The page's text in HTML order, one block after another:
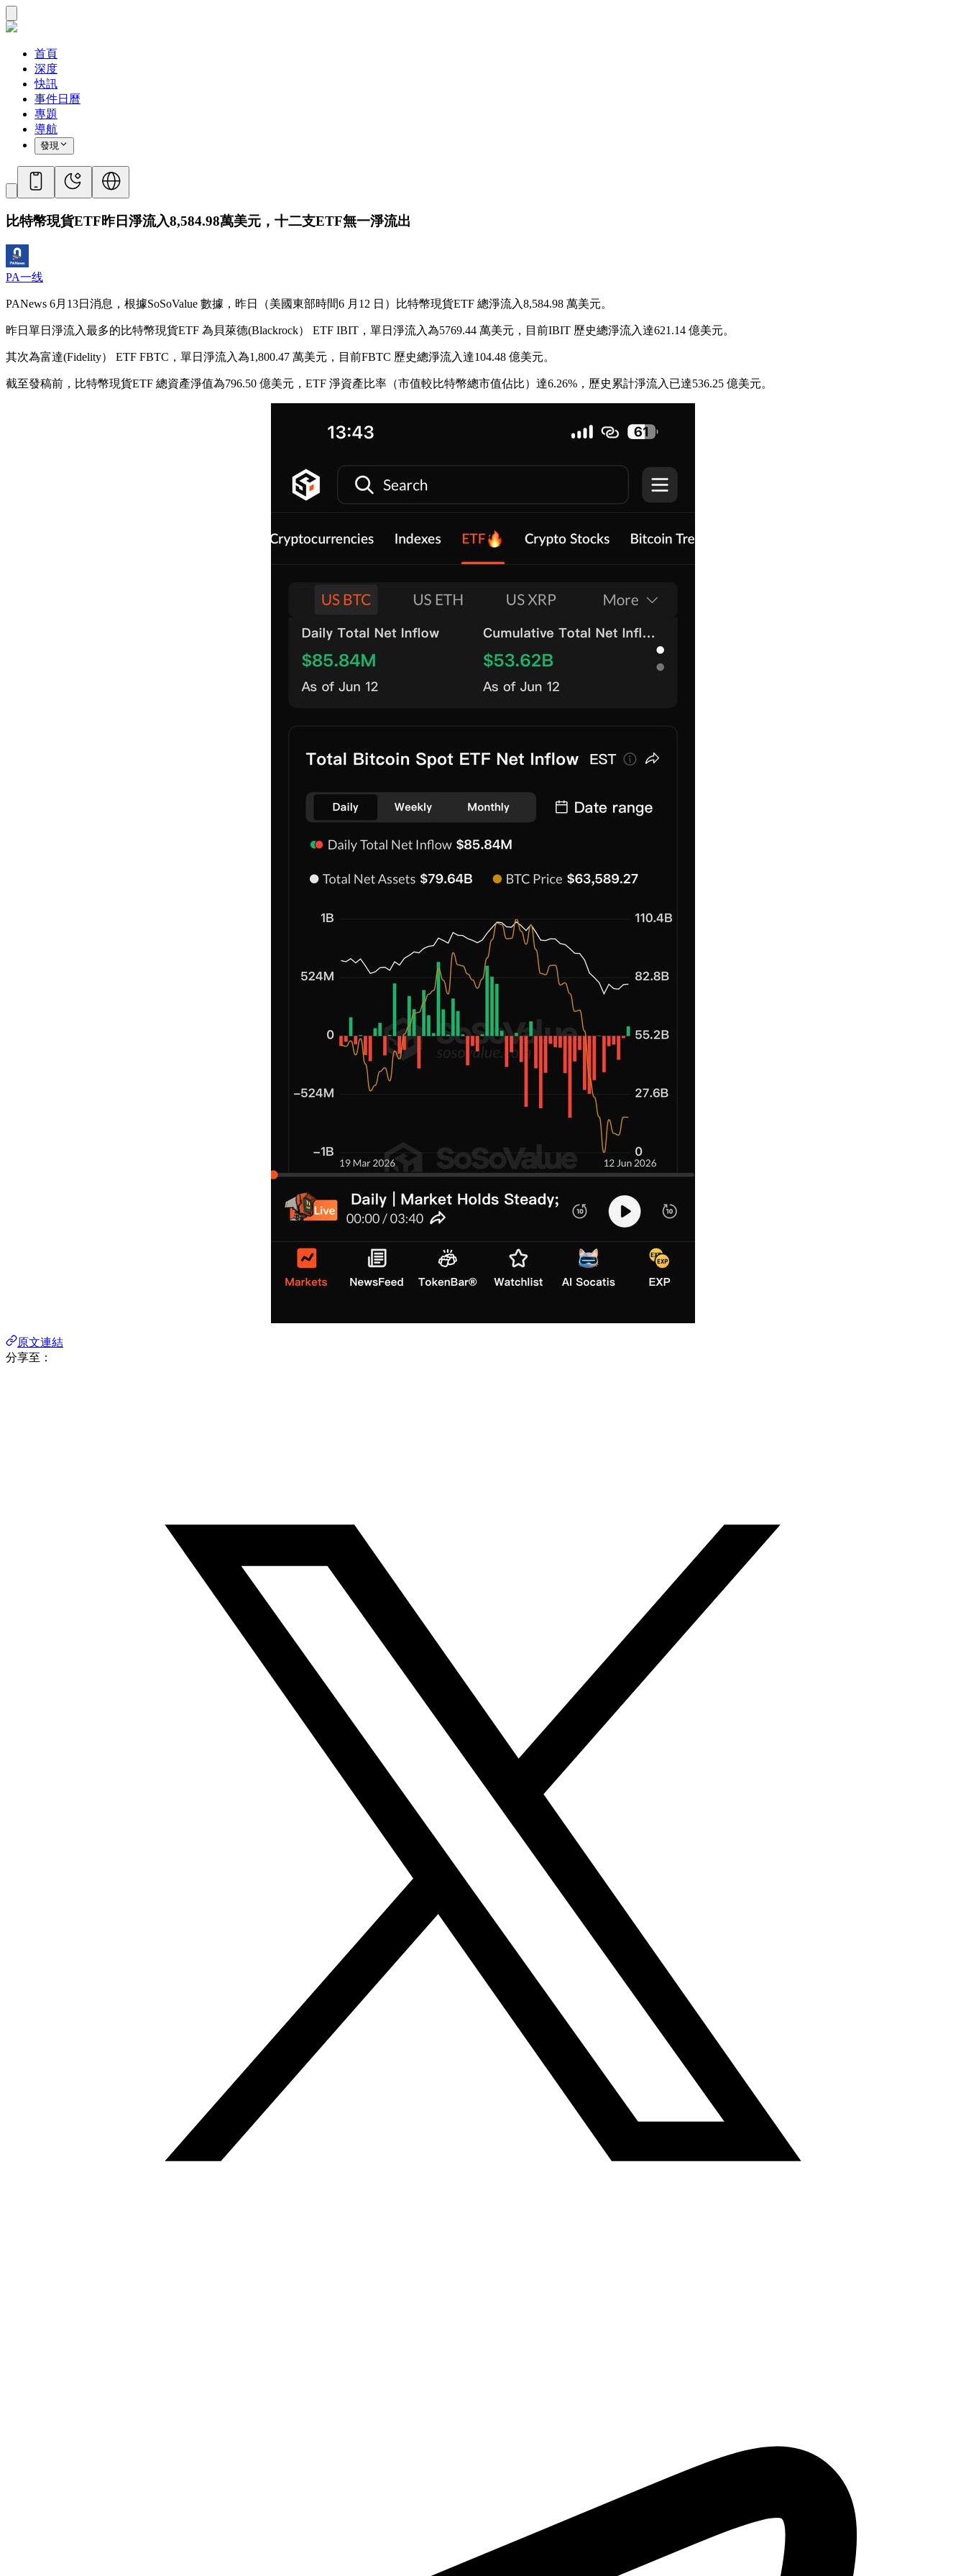
首頁
深度
快訊
事件日曆
專題
導航
發現
比特幣現貨ETF昨日淨流入8,584.98萬美元，十二支ETF無一淨流出
PA一线
PANews 6月13日消息，根據SoSoValue 數據，昨日（美國東部時間6 月12 日）比特幣現貨ETF 總淨流入8,584.98 萬美元。
昨日單日淨流入最多的比特幣現貨ETF 為貝萊德(Blackrock） ETF IBIT，單日淨流入為5769.44 萬美元，目前IBIT 歷史總淨流入達621.14 億美元。
其次為富達(Fidelity） ETF FBTC，單日淨流入為1,800.47 萬美元，目前FBTC 歷史總淨流入達104.48 億美元。
截至發稿前，比特幣現貨ETF 總資產淨值為796.50 億美元，ETF 淨資產比率（市值較比特幣總市值佔比）達6.26%，歷史累計淨流入已達536.25 億美元。
原文連結
分享至：